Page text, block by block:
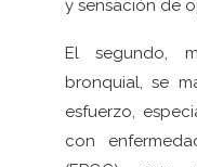
y sensación de
El segundo,
bronquial, se
esfuerzo,
con